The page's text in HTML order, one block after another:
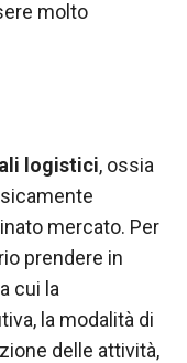
molto
logistici, ossia
mercato. Per
prendere in
cui la
la modalità di
delle attività,